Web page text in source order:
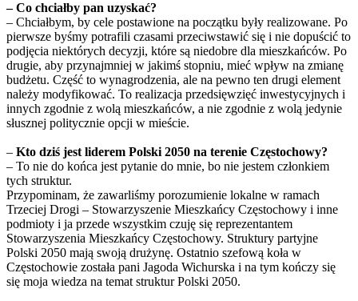
– Co chciałby pan uzyskać?
– Chciałbym, by cele postawione na początku były realizowane. Po
pierwsze byśmy potrafili czasami przeciwstawić się i nie dopuścić to
podjęcia niektórych decyzji, które są niedobre dla mieszkańców. Po
drugie, aby przynajmniej w jakimś stopniu, mieć wpływ na zmianę
budżetu. Część to wynagrodzenia, ale na pewno ten drugi element
należy modyfikować. To realizacja przedsięwzięć inwestycyjnych i
innych zgodnie z wolą mieszkańców, a nie zgodnie z wolą jedynie
słusznej politycznie opcji w mieście.
– Kto dziś jest liderem Polski 2050 na terenie Częstochowy?
– To nie do końca jest pytanie do mnie, bo nie jestem członkiem
tych struktur.
Przypominam, że zawarliśmy porozumienie lokalne w ramach
Trzeciej Drogi – Stowarzyszenie Mieszkańcy Częstochowy i inne
podmioty i ja przede wszystkim czuję się reprezentantem
Stowarzyszenia Mieszkańcy Częstochowy. Struktury partyjne
Polski 2050 mają swoją drużynę. Ostatnio szefową koła w
Częstochowie została pani Jagoda Wichurska i na tym kończy się
się moja wiedza na temat struktur Polski 2050.